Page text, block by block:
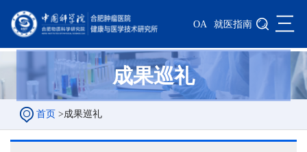
OA 就医指南 三
成果巡礼
首页 >成果巡礼